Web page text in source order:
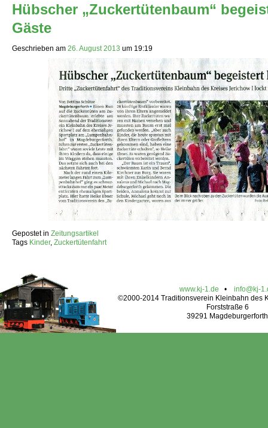
Hübscher „Zuckertütenbaum“
Gäste
Geschrieben am 26. August 2013 um 19:19
Gepostet in Zeitungsartikel
Tags Kinder, Zuckertütenfahrt
www.kj-1.de • info@kj-
©2000-2014 Traditionsverein Kleinbahn des
Forststraße 6
39291 Magdeburgerforth